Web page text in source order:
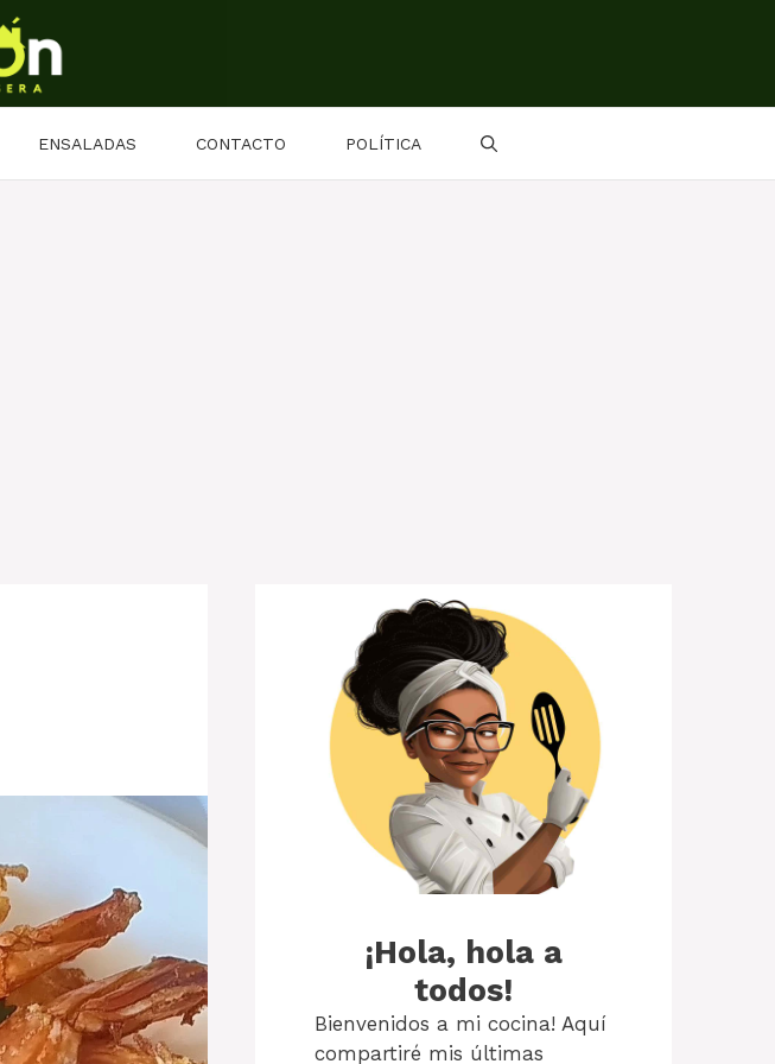
ENSALADAS CONTACTO POLÍTICA
¡Hola, hola a
todos!
Bienvenidos a mi cocina! Aquí
compartiré mis últimas